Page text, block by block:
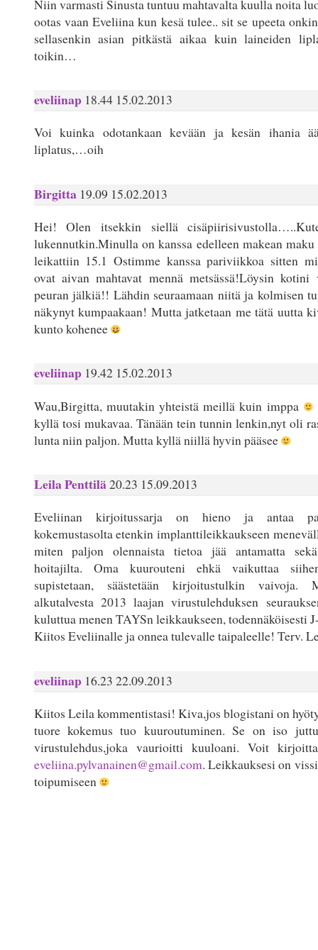
Niin varmasti Sinusta tuntuu mahtavalta kuulla noita
ootas vaan Eveliina kun kesä tulee.. sit se upeeta
sellasenkin asian pitkästä aikaa kuin laineiden
toikin…
eveliinap 18.44 15.02.2013
Voi kuinka odotankaan kevään ja kesän ihania
liplatus,…oih
Birgitta 19.09 15.02.2013
Hei! Olen itsekkin siellä
lukennutkin.Minulla on kanssa edelleen makean maku
leikattiin 15.1 Ostimme kanssa pariviikkoa sitten
ovat aivan mahtavat mennä metsässä!Löysin
peuran jälkiä!! Lähdin seuraamaan niitä ja kolmisen
näkynyt kumpaakaan! Mutta jatketaan me tätä uutta
kunto kohenee
eveliinap 19.42 15.02.2013
Wau,Birgitta, muutakin yhteistä meillä kuin imppa
kyllä tosi mukavaa. Tänään tein tunnin lenkin,nyt oli
lunta niin paljon. Mutta kyllä niillä hyvin pääsee
Leila Penttilä20.23 15.09.2013
Eveliinan kirjoitussarja on hieno ja antaa
kokemustasolta etenkin implanttileikkaukseen
miten paljon olennaista tietoa jää antamatta
hoitajilta. Oma kuurouteni ehkä vaikuttaa
supistetaan, säästetään kirjoitustulkin vaivoja.
alkutalvesta 2013 laajan virustulehduksen
kuluttua menen TAYSn leikkaukseen, todennäköisesti
Kiitos Eveliinalle ja onnea tulevalle taipaleelle! Terv.
eveliinap 16.23 22.09.2013
Kiitos Leila kommentistasi! Kiva,jos blogistani on
tuore kokemus tuo kuuroutuminen. Se on iso
virustulehdus,joka vaurioitti kuuloani. Voit
eveliina.pylvanainen@gmail.com. Leikkauksesi on
toipumiseen